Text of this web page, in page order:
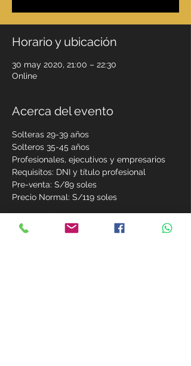
Horario y ubicación
30 may 2020, 21:00 – 22:30
Online
Acerca del evento
Solteras 29-39 años
Solteros 35-45 años
Profesionales, ejecutivos y empresarios
Requisitos: DNI y título profesional
Pre-venta: S/89 soles
Precio Normal: S/119 soles
Mostrar más